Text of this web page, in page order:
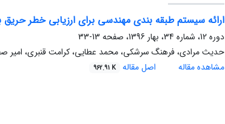
ارائه سیستم طبقه بندی مهندسی برای ارزیابی خطر حریق
دوره 12، شماره 34، بهار 1396، صفحه
13-33
حدیث مرادی، فرهنگ سرشکی، محمد عطایی، کرامت قنبری، امیر
مشاهده مقاله
اصل مقاله 962.91 K